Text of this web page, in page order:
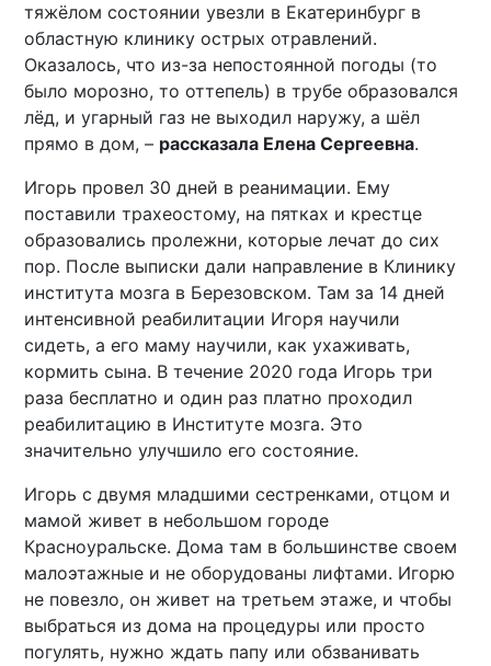
тяжёлом состоянии увезли в Екатеринбург в
областную клинику острых отравлений.
Оказалось, что из-за непостоянной погоды (то
было морозно, то оттепель) в трубе образовался
лёд, и угарный газ не выходил наружу, а шёл
прямо в дом, – рассказала Елена Сергеевна.
Игорь провел 30 дней в реанимации. Ему
поставили трахеостому, на пятках и крестце
образовались пролежни, которые лечат до сих
пор. После выписки дали направление в Клинику
института мозга в Березовском. Там за 14 дней
интенсивной реабилитации Игоря научили
сидеть, а его маму научили, как ухаживать,
кормить сына. В течение 2020 года Игорь три
раза бесплатно и один раз платно проходил
реабилитацию в Институте мозга. Это
значительно улучшило его состояние.
Игорь с двумя младшими сестренками, отцом и
мамой живет в небольшом городе
Красноуральске. Дома там в большинстве своем
малоэтажные и не оборудованы лифтами. Игорю
не повезло, он живет на третьем этаже, и чтобы
выбраться из дома на процедуры или просто
погулять, нужно ждать папу или обзванивать